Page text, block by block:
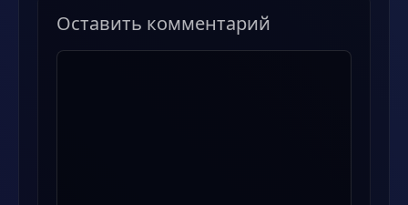
Оставить комментарий
Комментарий